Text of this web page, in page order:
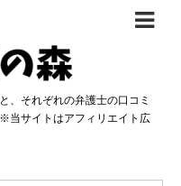
、それぞれの弁護士の口コミ
イトはアフィリエイト広